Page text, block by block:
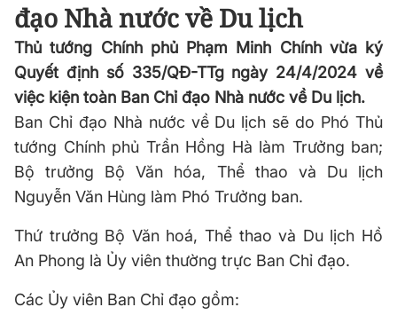
đạo Nhà nước về Du lịch
Thủ tướng Chính phủ Phạm Minh Chính vừa ký
Quyết định số 335/QĐ-TTg ngày 24/4/2024 về
việc kiện toàn Ban Chỉ đạo Nhà nước về Du lịch.
Ban Chỉ đạo Nhà nước về Du lịch sẽ do Phó Thủ
tướng Chính phủ Trần Hồng Hà làm Trưởng ban;
Bộ trưởng Bộ Văn hóa, Thể thao và Du lịch
Nguyễn Văn Hùng làm Phó Trưởng ban.
Thứ trưởng Bộ Văn hoá, Thể thao và Du lịch Hồ
An Phong là Ủy viên thường trực Ban Chỉ đạo.
Các Ủy viên Ban Chỉ đạo gồm: